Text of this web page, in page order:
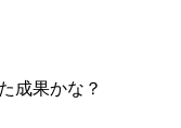
成果かな？